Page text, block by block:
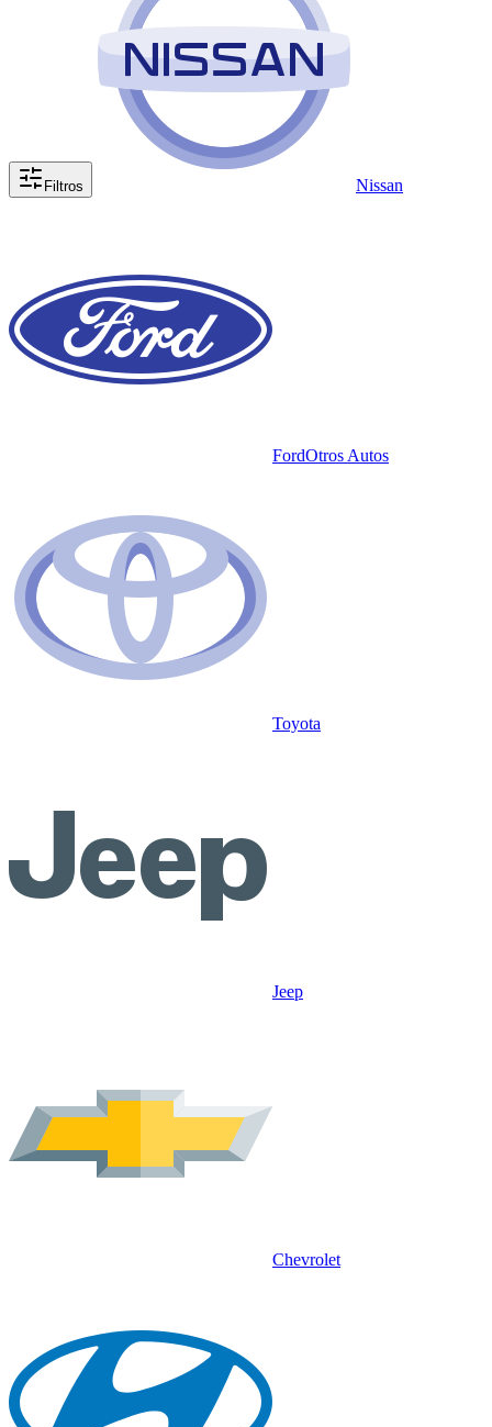
Filtros Nissan
FordOtros Autos
Toyota
Jeep
Chevrolet